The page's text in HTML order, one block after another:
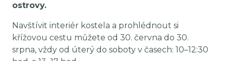
ostrovy.
Navštívit interiér kostela a prohlédnout si
křížovou cestu můžete od 30. června do 30.
srpna, vždy od úterý do soboty v časech: 10–12:30